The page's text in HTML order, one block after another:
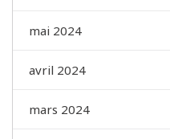
mai 2024
avril 2024
mars 2024